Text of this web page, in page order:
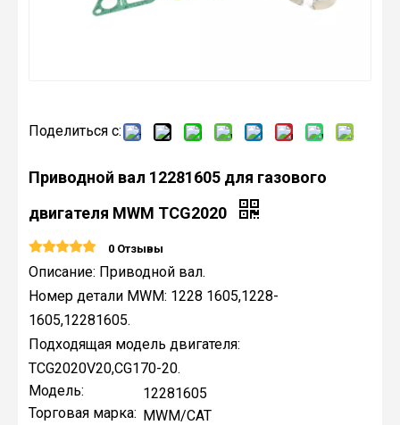
Поделиться с:
Приводной вал 12281605 для газового
двигателя MWM TCG2020
0 Отзывы
Описание: Приводной вал.
Номер детали MWM: 1228 1605,1228-
1605,12281605.
Подходящая модель двигателя:
TCG2020V20,CG170-20.
Модель:
12281605
Торговая марка: MWM/CAT